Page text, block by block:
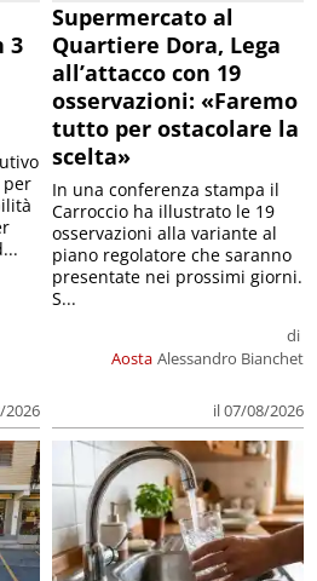
3
2026
per
Supermercato al
Quartiere Dora, Lega
all’attacco con 19
osservazioni: «Faremo
tutto per ostacolare la
scelta»
Aosta
di
Alessandro Bianchet
il 07/08/2026
In una conferenza stampa il
Carroccio ha illustrato le 19
osservazioni alla variante al
piano regolatore che saranno
presentate nei prossimi giorni.
S...